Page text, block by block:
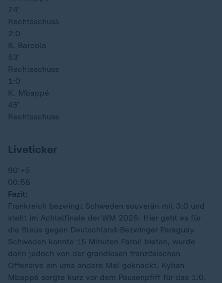
74′
Rechtsschuss
2:0
B. Barcola
53′
Rechtsschuss
1:0
K. Mbappé
45′
Rechtsschuss
Liveticker
90′ +5
00:58
Fazit:
Frankreich bezwingt Schweden souverän mit 3:0 und
steht im Achtelfinale der WM 2026. Hier geht es für
die Bleus gegen Deutschland-Bezwinger Paraguay.
Schweden konnte 15 Minuten Paroli bieten, wurde
dann jedoch von der grandiosen französischen
Offensive ein ums andere Mal geknackt. Kylian
Mbappé sorgte kurz vor dem Pausenpfiff für das 1:0,